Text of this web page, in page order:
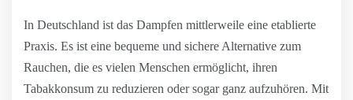
In Deutschland ist das Dampfen mittlerweile eine etablierte
Praxis. Es ist eine bequeme und sichere Alternative zum
Rauchen, die es vielen Menschen ermöglicht, ihren
Tabakkonsum zu reduzieren oder sogar ganz aufzuhören. Mit